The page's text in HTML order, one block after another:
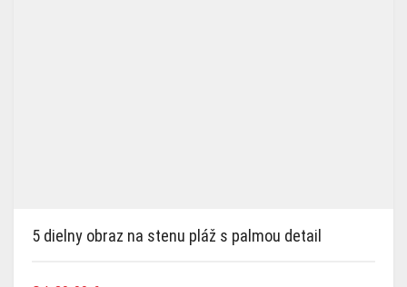
5 dielny obraz na stenu pláž s palmou detail